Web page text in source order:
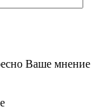
Ваше мнение